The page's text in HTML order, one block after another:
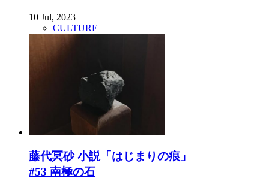
10 Jul, 2023
CULTURE
藤代冥砂 小説「はじまりの痕」
#53 南極の石